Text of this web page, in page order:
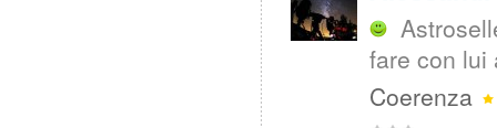
fare con lui
Coerenza